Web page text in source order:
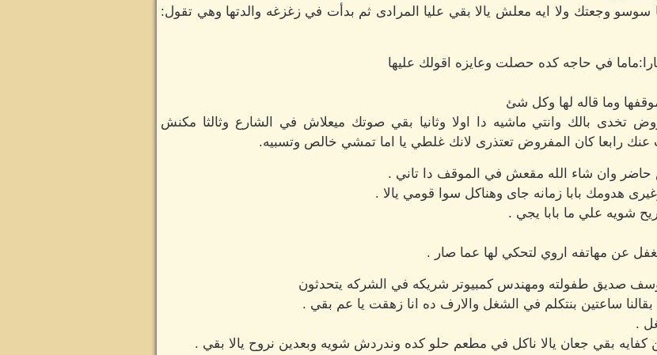
سوسو وجعتك ولا ايه معلش يالا بقي عليا المرادى ثم بدأت في زغزغه والدتها وهي تقول:
في حاجه كده حصلت وعايزه اقولك عليها
وما قاله لها وكل شئ
تخدى بالك وانتي ماشيه دا اولا وثانيا بقي صوتك ميعلاش في الشارع وثالثا مكنش
رابعا كان المفروض تعتذرى لانك غلطي يا اما تمشي خالص وتسبيه.
حاضر وان شاء الله مقعش في الموقف دا تاني .
هدومك بابا زمانه جاى وهناكل سوا قومي يالا .
شويه علي ما بابا يجي .
عن مهاتفه اروي لتحكي لها عما صار .
صديق طفولته ومهندس كمبيوتر شريكه في الشركه يتحدثون
ساعتين بنتكلم في الشغل والارف ده انا زهقت يا عم بقي .
.
بقي جعان يالا ناكل في مطعم حلو كده وندردش شويه وبعدين نروح يالا بقي .